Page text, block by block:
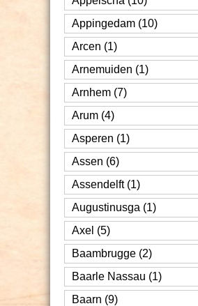
Appingedam (10)
Arcen (1)
Arnemuiden (1)
Arnhem (7)
Arum (4)
Asperen (1)
Assen (6)
Assendelft (1)
Augustinusga (1)
Axel (5)
Baambrugge (2)
Baarle Nassau (1)
Baarn (9)